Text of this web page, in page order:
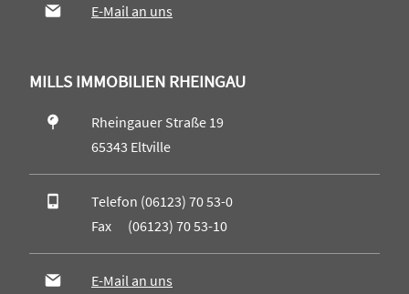
E-Mail an uns
MILLS IMMOBILIEN RHEINGAU
Rheingauer Straße 19
65343 Eltville
Telefon (06123) 70 53-0
Fax (06123) 70 53-10
E-Mail an uns